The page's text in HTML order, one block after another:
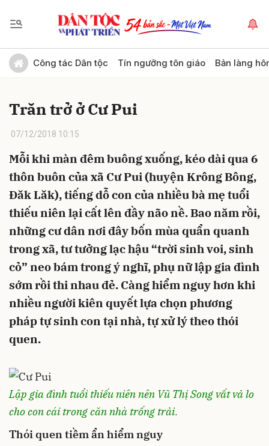
Công tác Dân tộc Tín ngưỡng tôn giáo Bản làng
Trăn trở ở Cư Pui
07/12/2018 10:15
Mỗi khi màn đêm buông xuống, kéo dài qua 6
thôn buôn của xã Cư Pui (huyện Krông Bông,
Đăk Lăk), tiếng dỗ con của nhiều bà mẹ tuổi
thiếu niên lại cất lên đầy não nề. Bao năm rồi,
những cư dân nơi đây bốn mùa quẩn quanh
trong xã, tư tưởng lạc hậu “trời sinh voi, sinh
cỏ” neo bám trong ý nghĩ, phụ nữ lập gia đình
sớm rồi thi nhau đẻ. Càng hiểm nguy hơn khi
nhiều người kiên quyết lựa chọn phương
pháp tự sinh con tại nhà, tự xử lý theo thói
quen.
Lập gia đình tuổi thiếu niên nên Vũ Thị Song vất vả lo
cho con cái trong căn nhà trống trải.
Thói quen tiềm ẩn hiểm nguy
Gửi bình luận
Hủy Gửi